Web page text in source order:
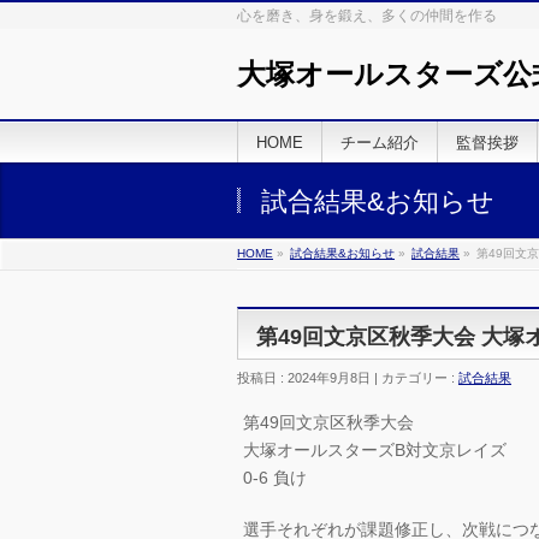
心を磨き、身を鍛え、多くの仲間を作る
大塚オールスターズ
HOME チーム紹介 監督挨拶
試合結果&お知らせ
HOME » 試合結果&お知らせ » 試合結果 » 第49回文
第49回文京区秋季大会 大塚
投稿日 : 2024年9月8日 | カテゴリー : 試合結果
第49回文京区秋季大会
大塚オールスターズB対文京レイズ
0-6 負け
選手それぞれが課題修正し、次戦につ